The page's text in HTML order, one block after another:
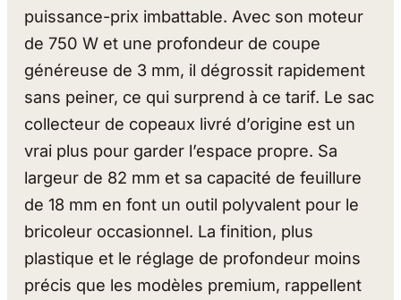
puissance-prix imbattable. Avec son moteur
de 750 W et une profondeur de coupe
généreuse de 3 mm, il dégrossit rapidement
sans peiner, ce qui surprend à ce tarif. Le sac
collecteur de copeaux livré d’origine est un
vrai plus pour garder l’espace propre. Sa
largeur de 82 mm et sa capacité de feuillure
de 18 mm en font un outil polyvalent pour le
bricoleur occasionnel. La finition, plus
plastique et le réglage de profondeur moins
précis que les modèles premium, rappellent